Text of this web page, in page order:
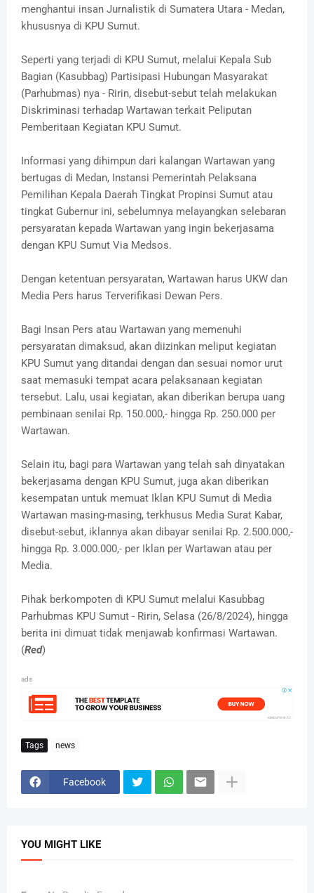
menghantui insan Jurnalistik di Sumatera Utara - Medan,
khususnya di KPU Sumut.
Seperti yang terjadi di KPU Sumut, melalui Kepala Sub
Bagian (Kasubbag) Partisipasi Hubungan Masyarakat
(Parhubmas) nya - Ririn, disebut-sebut telah melakukan
Diskriminasi terhadap Wartawan terkait Peliputan
Pemberitaan Kegiatan KPU Sumut.
Informasi yang dihimpun dari kalangan Wartawan yang
bertugas di Medan, Instansi Pemerintah Pelaksana
Pemilihan Kepala Daerah Tingkat Propinsi Sumut atau
tingkat Gubernur ini, sebelumnya melayangkan selebaran
persyaratan kepada Wartawan yang ingin bekerjasama
dengan KPU Sumut Via Medsos.
Dengan ketentuan persyaratan, Wartawan harus UKW dan
Media Pers harus Terverifikasi Dewan Pers.
Bagi Insan Pers atau Wartawan yang memenuhi
persyaratan dimaksud, akan diizinkan meliput kegiatan
KPU Sumut yang ditandai dengan dan sesuai nomor urut
saat memasuki tempat acara pelaksanaan kegiatan
tersebut. Lalu, usai kegiatan, akan diberikan berupa uang
pembinaan senilai Rp. 150.000,- hingga Rp. 250.000 per
Wartawan.
Selain itu, bagi para Wartawan yang telah sah dinyatakan
bekerjasama dengan KPU Sumut, juga akan diberikan
kesempatan untuk memuat Iklan KPU Sumut di Media
Wartawan masing-masing, terkhusus Media Surat Kabar,
disebut-sebut, iklannya akan dibayar senilai Rp. 2.500.000,-
hingga Rp. 3.000.000,- per Iklan per Wartawan atau per
Media.
Pihak berkompoten di KPU Sumut melalui Kasubbag
Parhubmas KPU Sumut - Ririn, Selasa (26/8/2024), hingga
berita ini dimuat tidak menjawab konfirmasi Wartawan.
(Red)
ads
Tags news
Facebook
YOU MIGHT LIKE